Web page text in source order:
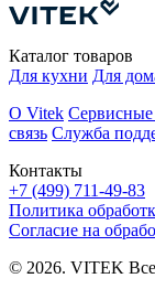
Контакты
+7 (499) 711-49-83
Каталог товаров
Для кухни Для
О Vitek
связь Служба
Политика
Согласие на
© 2026. VITEK